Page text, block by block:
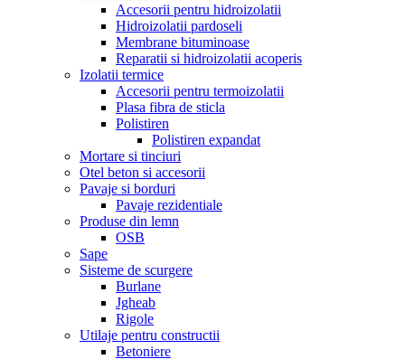
Accesorii pentru hidroizolatii
Hidroizolatii pardoseli
Membrane bituminoase
Reparatii si hidroizolatii acoperis
Izolatii termice
Accesorii pentru termoizolatii
Plasa fibra de sticla
Polistiren
Polistiren expandat
Mortare si tinciuri
Otel beton si accesorii
Pavaje si borduri
Pavaje rezidentiale
Produse din lemn
OSB
Sape
Sisteme de scurgere
Burlane
Jgheab
Rigole
Utilaje pentru constructii
Betoniere